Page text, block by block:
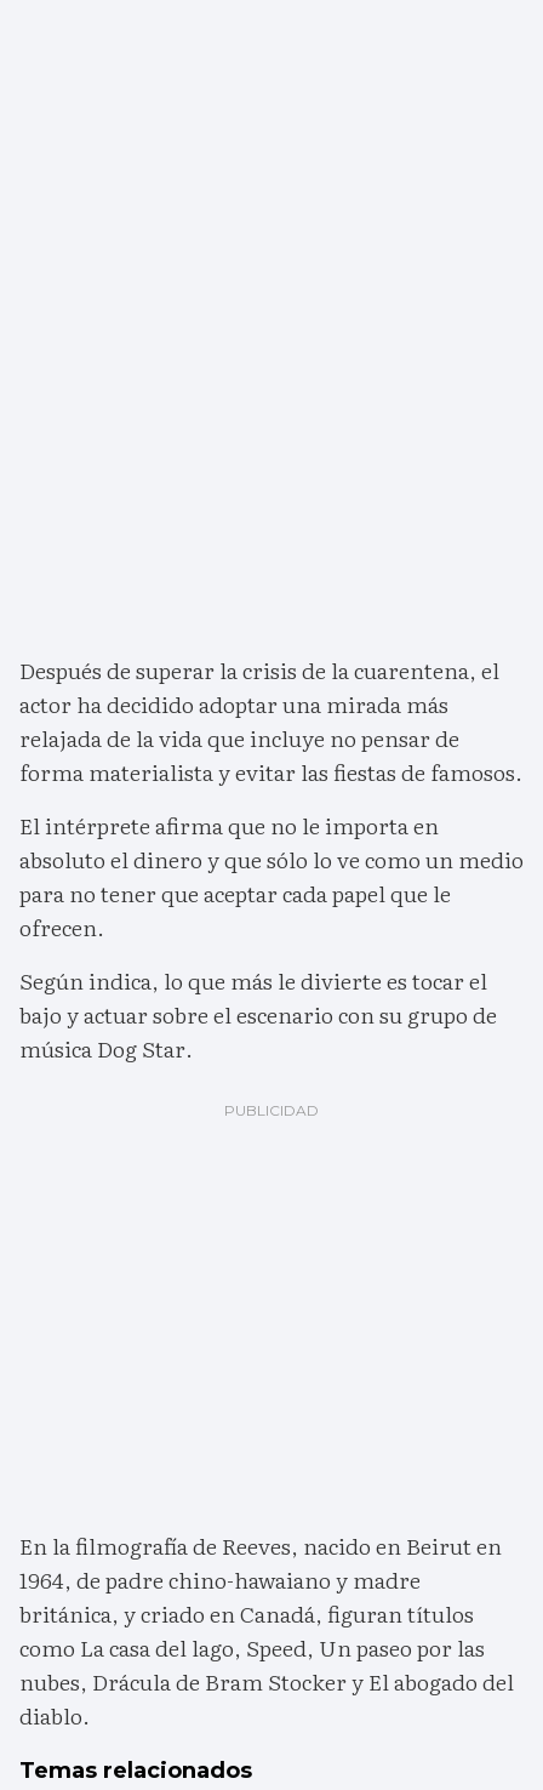
Después de superar la crisis de la cuarentena, el
actor ha decidido adoptar una mirada más
relajada de la vida que incluye no pensar de
forma materialista y evitar las fiestas de famosos.
El intérprete afirma que no le importa en
absoluto el dinero y que sólo lo ve como un medio
para no tener que aceptar cada papel que le
ofrecen.
Según indica, lo que más le divierte es tocar el
bajo y actuar sobre el escenario con su grupo de
música Dog Star.
En la filmografía de Reeves, nacido en Beirut en
1964, de padre chino-hawaiano y madre
británica, y criado en Canadá, figuran títulos
como La casa del lago, Speed, Un paseo por las
nubes, Drácula de Bram Stocker y El abogado del
diablo.
Temas relacionados